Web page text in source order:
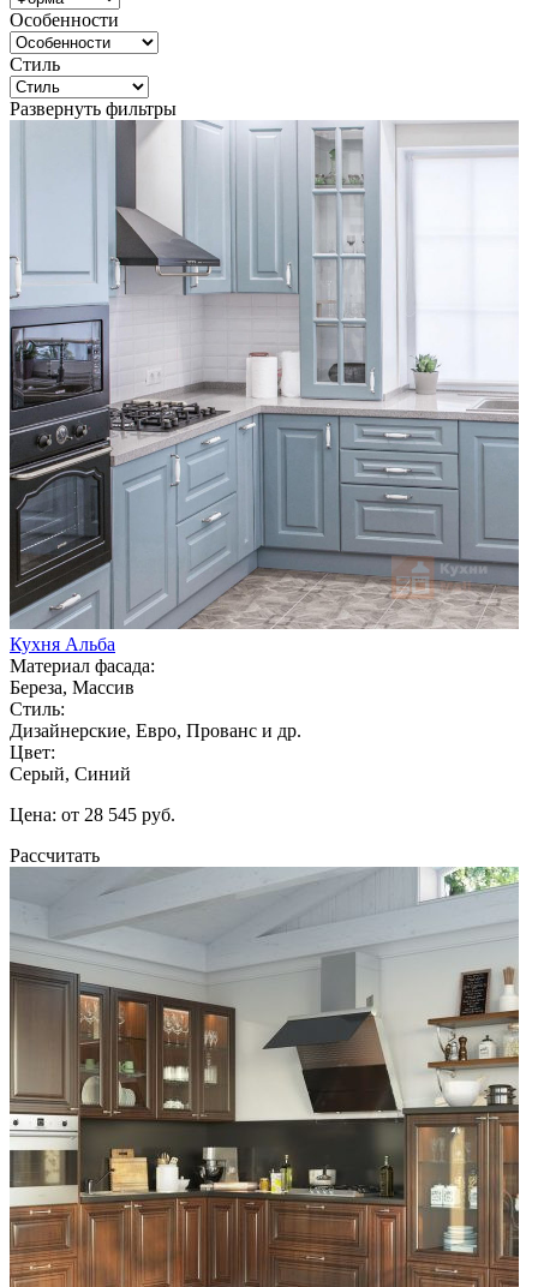
Особенности
Стиль
Развернуть фильтры
Кухня Альба
Материал фасада:
Береза, Массив
Стиль:
Дизайнерские, Евро, Прованс и др.
Цвет:
Серый, Синий
Цена: от 28 545 руб.
Рассчитать